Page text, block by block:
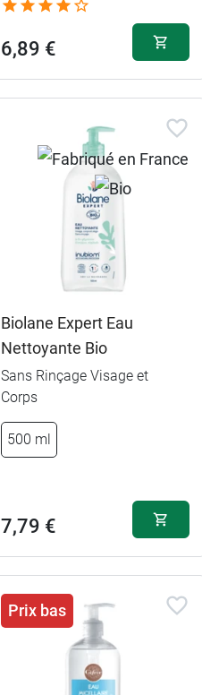
6,89 €
Biolane Expert Eau
Nettoyante Bio
Sans Rinçage Visage et
Corps
500 ml
7,79 €
Prix bas